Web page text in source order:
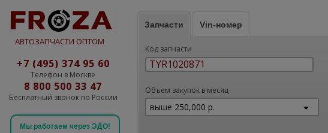
АВТОЗАПЧАСТИ ОПТОМ
+7 (495) 374 95 60
Телефон в Москве
8 800 500 33 47
Бесплатный звонок по России
Мы работаем через ЭДО!
Запчасти Vin-номер
Код запчасти
Объем закупок в месяц